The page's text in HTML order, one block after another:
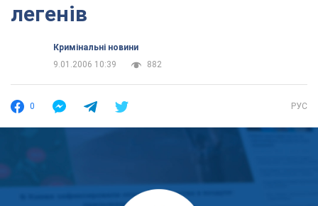
легенів
Кримінальні новини
9.01.2006 10:39
882
0 РУС